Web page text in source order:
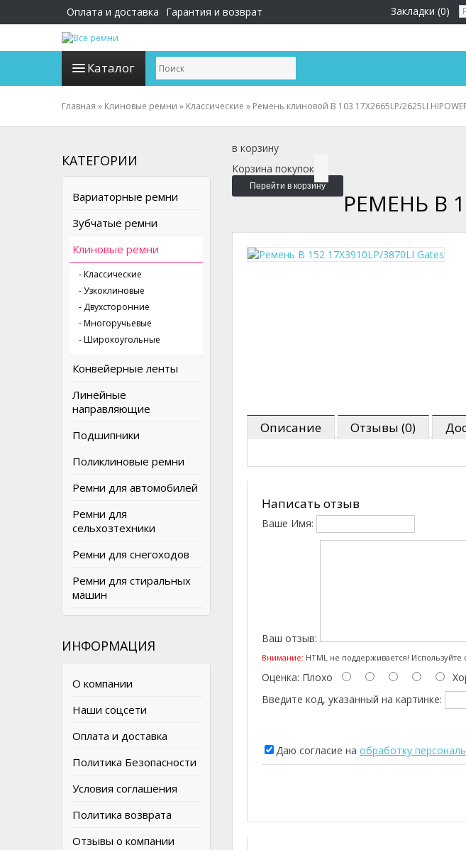
Оплата и доставка Гарантия и возврат Закладки (0)
Каталог
Главная » Клиновые ремни » Классические » Ремень клиновой B 103 17X2665LP/2625LI
КАТЕГОРИИ
Вариаторные ремни
Зубчатые ремни
Клиновые ремни
- Классические
- Узкоклиновые
- Двухсторонние
- Многоручьевые
- Широкоугольные
Конвейерные ленты
Линейные
направляющие
Подшипники
Поликлиновые ремни
Ремни для автомобилей
Ремни для
сельхозтехники
Ремни для снегоходов
Ремни для стиральных
машин
ИНФОРМАЦИЯ
О компании
Наши соцсети
Оплата и доставка
Политика Безопасности
Условия соглашения
Политика возврата
Отзывы о компании
в корзину
Корзина покупок
Перейти в корзину
РЕМЕНЬ B
Описание Отзывы (0)
Написать отзыв
Ваше Имя:
Ваш отзыв:
Внимание: HTML не поддерживается!
Оценка: Плохо
Введите код, указанный на картинке:
Даю согласие на обработку